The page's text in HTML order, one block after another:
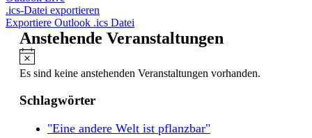
.ics-Datei exportieren
Exportiere Outlook .ics Datei
Anstehende Veranstaltungen
Hinweis
Es sind keine anstehenden Veranstaltungen vorhanden.
Schlagwörter
"Eine andere Welt ist pflanzbar"